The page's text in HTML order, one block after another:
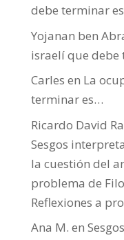
debe terminar
Yojanan ben
israelí que
Carles en La
terminar es…
Ricardo David
Sesgos
la cuestión del
problema de
Reflexiones a
Ana M. en